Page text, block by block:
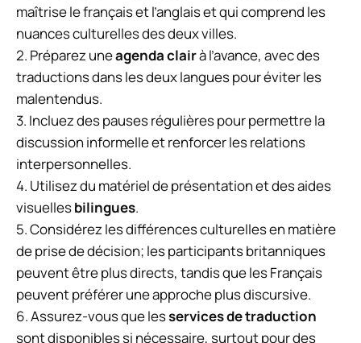
maîtrise le français et l’anglais et qui comprend les
nuances culturelles des deux villes.
2. Préparez uneagenda clairà l’avance, avec des
traductions dans les deux langues pour éviter les
malentendus.
3. Incluez des pauses régulières pour permettre la
discussion informelle et renforcer les relations
interpersonnelles.
4. Utilisez du matériel de présentation et des aides
visuellesbilingues.
5. Considérez les différences culturelles en matière
de prise de décision; les participants britanniques
peuvent être plus directs, tandis que les Français
peuvent préférer une approche plus discursive.
6. Assurez-vous que lesservices de traduction
sont disponibles si nécessaire, surtout pour des